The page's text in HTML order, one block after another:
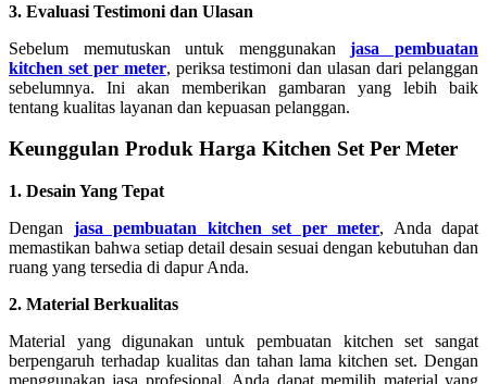
3. Evaluasi Testimoni dan Ulasan
Sebelum memutuskan untuk menggunakanjasa pembuatan
kitchen set per meter, periksa testimoni dan ulasan dari pelanggan
sebelumnya. Ini akan memberikan gambaran yang lebih baik
tentang kualitas layanan dan kepuasan pelanggan.
Keunggulan Produk Harga Kitchen Set Per Meter
1. Desain Yang Tepat
Dengan jasa pembuatan kitchen set per meter, Anda dapat
memastikan bahwa setiap detail desain sesuai dengan kebutuhan dan
ruang yang tersedia di dapur Anda.
2. Material Berkualitas
Material yang digunakan untuk pembuatan kitchen set sangat
berpengaruh terhadap kualitas dan tahan lama kitchen set. Dengan